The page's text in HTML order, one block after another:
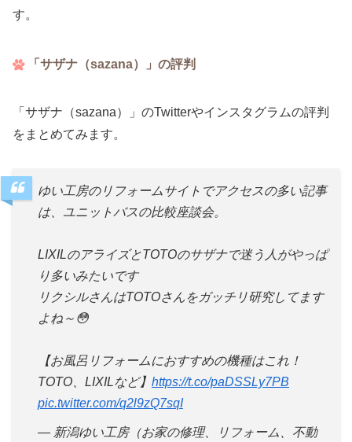
す。
「サザナ（sazana）」の評判
「サザナ（sazana）」のTwitterやインスタグラムの評判
をまとめてみます。
ゆい工房のリフォームサイトでアクセスの多い記事
は、ユニットバスの比較座談会。
LIXILのアライズとTOTOのサザナで迷う人がやっぱ
り多いみたいです
リクシルさんはTOTOさんをガッチリ研究してます
よね～😳
【お風呂リフォームにおすすめの機種はこれ！
TOTO、LIXILなど】 https://t.co/paDSSLy7PB
pic.twitter.com/q2l9zQ7sqI
— 新潟ゆい工房（お家の修理、リフォーム、不動